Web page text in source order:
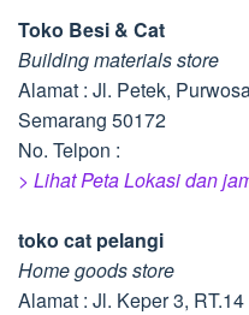
Toko Besi & Cat
Building materials store
Alamat : Jl. Petek,
Semarang 50172
No. Telpon :
> Lihat Peta Lokasi dan
toko cat pelangi
Home goods store
Alamat : Jl. Keper 3,